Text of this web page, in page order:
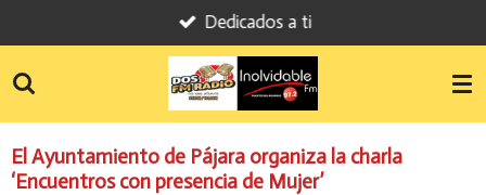
al
contenido
Dedicados a ti
El Ayuntamiento de Pájara organiza la charla
‘Encuentros con presencia de Mujer’